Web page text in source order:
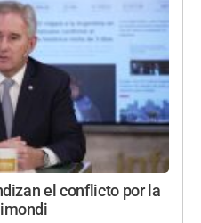
el conflicto por la